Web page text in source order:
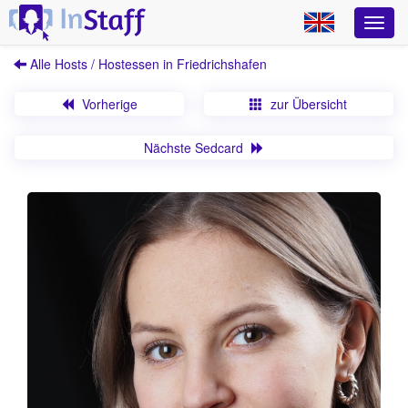
Alle Hosts / Hostessen in Friedrichshafen
Vorherige zur Übersicht
Nächste Sedcard